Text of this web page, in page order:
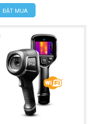
sở điện, kiểm tra
sưởi, kiểm tra tòa
CÔNG NGHỆ
ĐẶT MUA